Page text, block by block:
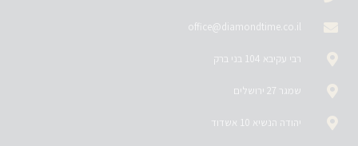
office@diamondtime.co.il
רבי עקיבא 104 בני ברק
שמגר 27 ירושלים
יהודה הנשיא 10 אשדוד